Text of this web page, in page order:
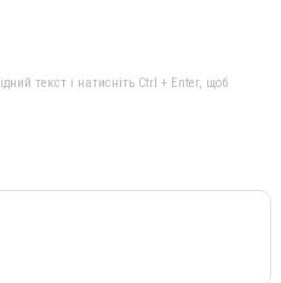
текст і натисніть Ctrl + Enter, щоб